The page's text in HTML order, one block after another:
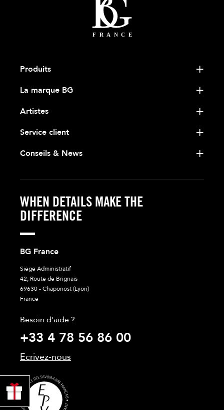
PROFITER
DE 10% !
Produits
La marque BG
Artistes
Service client
Conseils & News
WHEN DETAILS MAKE THE
DIFFERENCE
BG France
Siège Administratif
42, Route de Brignais
69630 - Chaponost (Lyon)
France
Besoin d'aide ?
+33 4 78 56 86 00
Ecrivez-nous